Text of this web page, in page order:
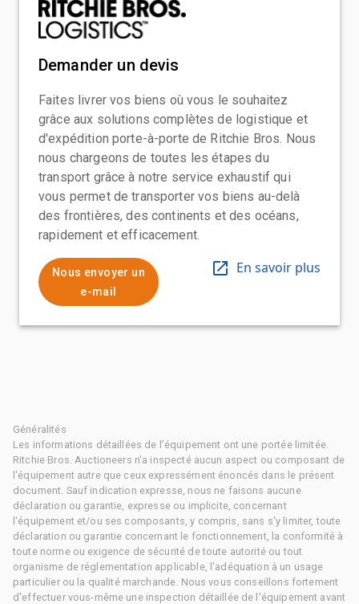
Demander un devis
Faites livrer vos biens où vous le souhaitez
grâce aux solutions complètes de logistique et
d'expédition porte-à-porte de Ritchie Bros. Nous
nous chargeons de toutes les étapes du
transport grâce à notre service exhaustif qui
vous permet de transporter vos biens au-delà
des frontières, des continents et des océans,
rapidement et efficacement.
Nous envoyer un
e-mail
En savoir plus
Généralités
Les informations détaillées de l'équipement ont une portée limitée.
Ritchie Bros. Auctioneers n'a inspecté aucun aspect ou composant de
l'équipement autre que ceux expressément énoncés dans le présent
document. Sauf indication expresse, nous ne faisons aucune
déclaration ou garantie, expresse ou implicite, concernant
l'équipement et/ou ses composants, y compris, sans s'y limiter, toute
déclaration ou garantie concernant le fonctionnement, la conformité à
toute norme ou exigence de sécurité de toute autorité ou tout
organisme de réglementation applicable, l'adéquation à un usage
particulier ou la qualité marchande. Nous vous conseillons fortement
d'effectuer vous-même une inspection détaillée de l'équipement avant